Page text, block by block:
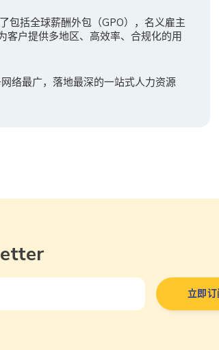
包括全球薪酬外包（GPO），名义雇主
客户提供多地区、高效率、合规化的用
络最广，落地最深的一站式人力资源